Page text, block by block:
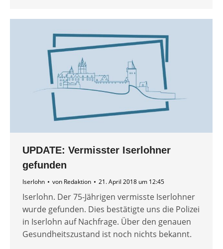
UPDATE: Vermisster Iserlohner
gefunden
Iserlohn von Redaktion 21. April 2018 um 12:45
Iserlohn. Der 75-Jährigen vermisste Iserlohner
wurde gefunden. Dies bestätigte uns die Polizei
in Iserlohn auf Nachfrage. Über den genauen
Gesundheitszustand ist noch nichts bekannt.